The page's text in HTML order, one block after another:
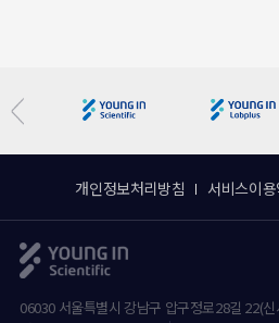
개인정보처리방침 서비스이
06030 서울특별시 강남구 압구정로28길 22(